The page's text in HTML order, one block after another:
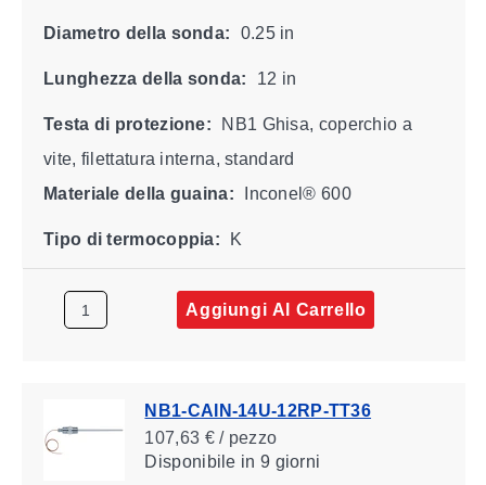
Diametro della sonda: 0.25 in
Lunghezza della sonda: 12 in
Testa di protezione:
NB1 Ghisa, coperchio a
vite, filettatura interna, standard
Materiale della guaina:
Inconel® 600
Tipo di termocoppia: K
Aggiungi Al Carrello
NB1-CAIN-14U-12RP-TT36
107,63 € / pezzo
Disponibile in 9 giorni